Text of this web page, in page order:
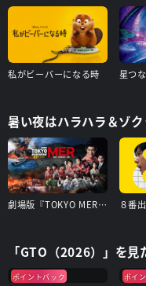
私がビーバーになる時 星つ
暑い夜はハラハラ＆ゾク
劇場版『TOKYO MER～走る緊急救命室～南海ミッション』 ８番
「GTO（2026）」を見
ポイントバック ポイ